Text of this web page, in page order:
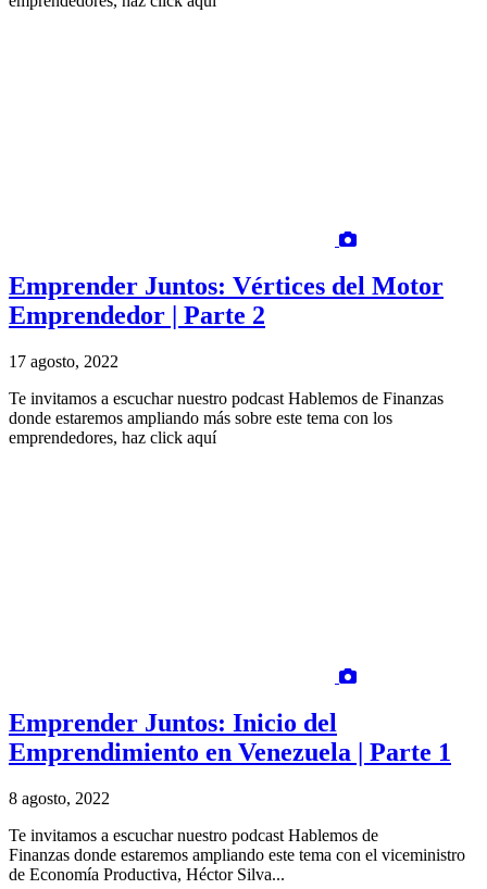
Emprender Juntos: Vértices del Motor
Emprendedor | Parte 2
17 agosto, 2022
Te invitamos a escuchar nuestro podcast Hablemos de Finanzas
donde estaremos ampliando más sobre este tema con los
emprendedores, haz click aquí
Emprender Juntos: Inicio del
Emprendimiento en Venezuela | Parte 1
8 agosto, 2022
Te invitamos a escuchar nuestro podcast Hablemos de
Finanzas donde estaremos ampliando este tema con el viceministro
de Economía Productiva, Héctor Silva...